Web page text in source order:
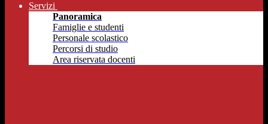
Servizi
Panoramica
Famiglie e studenti
Personale scolastico
Percorsi di studio
Area riservata docenti